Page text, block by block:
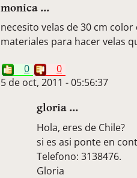
monica ...
necesito velas de 30 cm
materiales para hacer velas
0
0
5 de oct, 2011 - 05:56:37
gloria ...
Hola, eres de Chile?
si es asi ponte en
Telefono: 3138476.
Gloria